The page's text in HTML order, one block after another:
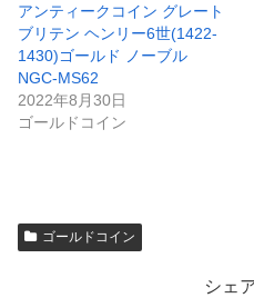
アンティークコイン グレート
ブリテン ヘンリー6世(1422-
1430)ゴールド ノーブル
NGC-MS62
2022年8月30日
ゴールドコイン
ゴールドコイン
シェ